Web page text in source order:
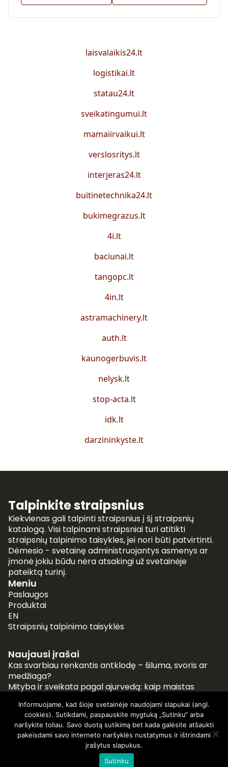
laisvalaikis24.lt
logistikai.lt
statau24.lt
sveikatingumui.lt
mamaiirvaikui.lt
verslosritys.lt
interjeras24.lt
buitinetechnika24.lt
bukimegrazus.lt
4i.lt
baciunai.lt
tangopc.lt
4in.lt
astramachinery.lt
auth.lt
kaunogerbuvis.lt
nelysk.lt
stop-acta.lt
idk.lt
darzininkyste.lt
Talpinkite straipsnius
Kiekvienas gali talpinti straipsnius į šį straipsnių
katalogą. Visi talpinami straipsniai turi atitikti
straipsnių talpinimo taisykles, jei nori būti patvirtinti.
Dėmesio - svetainę administruojantys asmenys ar
įmonė jokiu būdu nėra atsakingi už svetainėje
pateiktą turinį.
Meniu
Paslaugos
Produktai
EN
Straipsnių talpinimo taisyklės
Naujausi įrašai
Kas svarbiau renkantis antklodę – šiluma, svoris ar
medžiaga?
Mityba ir sveikata pagal ajurvedą: kaip maistas
Ši technologija keičia automobilių dirbtuves:
plazminio pjovimo efektyvumas
5 požymiai, kad jūsų augintiniui gali prireikti skubios
pagalbos
Informuojame, kad šioje svetainėje naudojami slapukai (angl.
cookies). Sutikdami, paspauskite mygtuką „Sutinku“ arba
naršykite toliau. Savo duotą sutikimą bet kada galėsite atšaukti
pakeisdami savo interneto naršyklės nustatymus ir ištrindami
įrašytus slapukus.
Sutinku